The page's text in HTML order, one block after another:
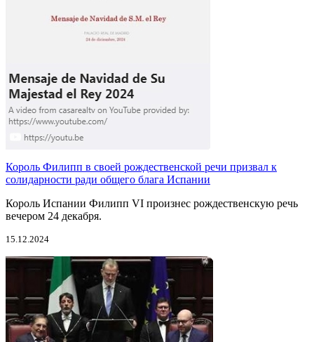
Король Филипп в своей рождественской речи призвал к
солидарности ради общего блага Испании
Король Испании Филипп VI произнес рождественскую речь
вечером 24 декабря.
15.12.2024